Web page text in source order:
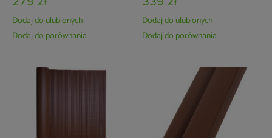
Dodaj do ulubionych
Dodaj do porównania
Dodaj do ulubionych
Dodaj do porównania